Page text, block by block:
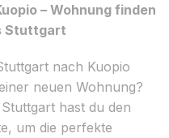
– Wohnung finden
Stuttgart
nach Kuopio
neuen Wohnung?
hast du den
um die perfekte